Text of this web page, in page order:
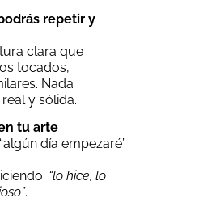
repetir y
clara que
tocados,
Nada
y sólida.
tu arte
día empezaré”
“lo hice, lo
.